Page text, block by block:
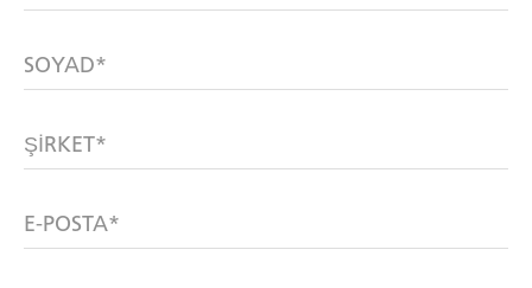
SOYAD*
ŞIRKET*
E-POSTA*